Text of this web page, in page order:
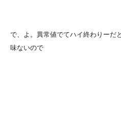
で、よ。異常値でてハイ終わりーだ
味ないので